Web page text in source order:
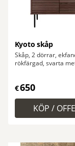
Kyoto skåp
Skåp, 2 dörrar,
rökfärgad, svarta
€650